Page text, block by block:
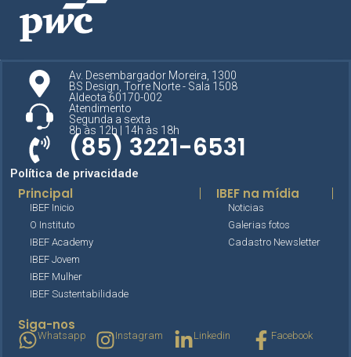
Av. Desembargador Moreira, 1300
BS Design, Torre Norte - Sala 1508
Aldeota 60170-002
Atendimento
Segunda a sexta
8h às 12h | 14h às 18h
(85) 3221-6531
Política de privacidade
Principal
IBEF Inicio
O Instituto
IBEF Academy
IBEF Jovem
IBEF Mulher
IBEF Sustentabilidade
IBEF na mídia
Noticias
Galerias fotos
Cadastro Newsletter
Siga-nos
Whatsapp Instagram Linkedin Facebook